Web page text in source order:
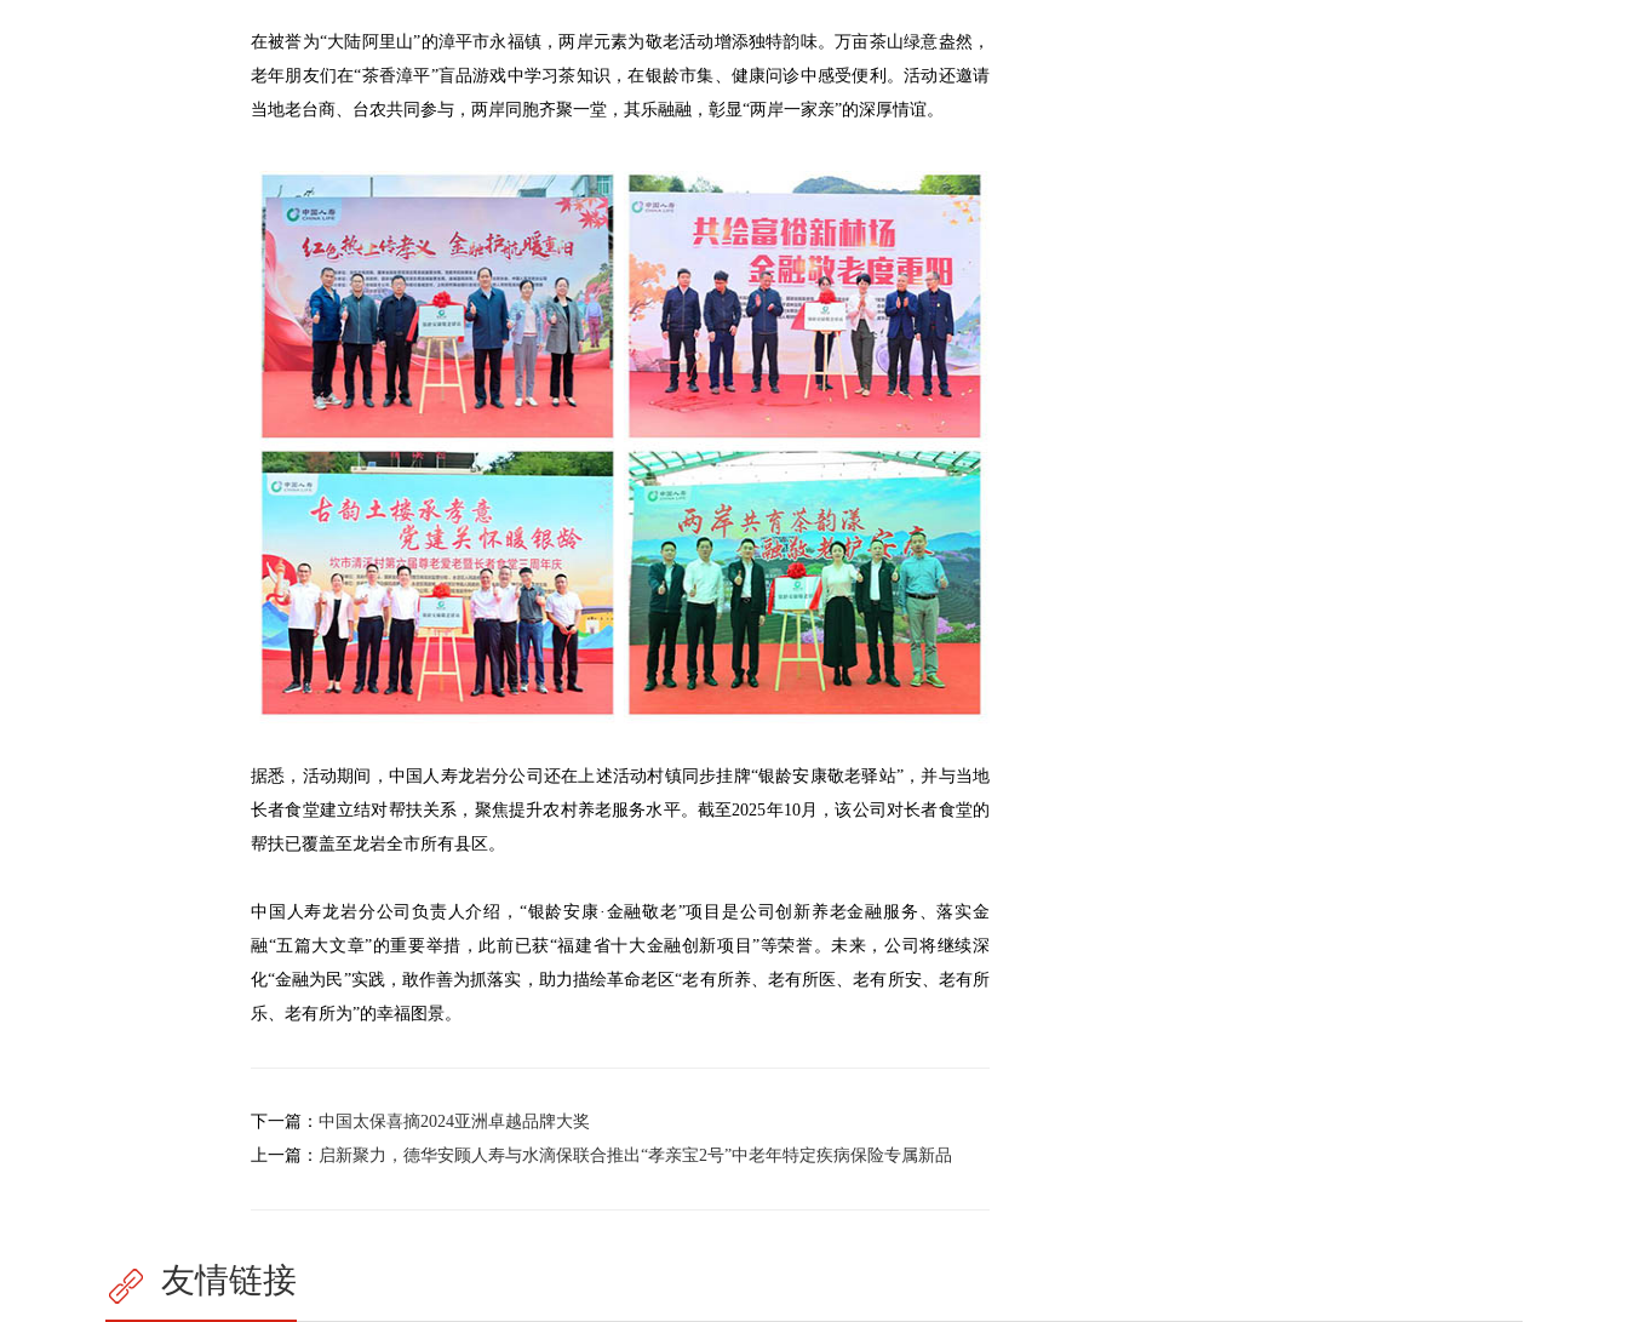
在被誉为“大陆阿里山”的漳平市永福镇，两岸元素为敬老活动增添独特韵味。万亩茶山绿意盎然，
老年朋友们在“茶香漳平”盲品游戏中学习茶知识，在银龄市集、健康问诊中感受便利。活动还邀请
当地老台商、台农共同参与，两岸同胞齐聚一堂，其乐融融，彰显“两岸一家亲”的深厚情谊。
据悉，活动期间，中国人寿龙岩分公司还在上述活动村镇同步挂牌“银龄安康敬老驿站”，并与当地
长者食堂建立结对帮扶关系，聚焦提升农村养老服务水平。截至2025年10月，该公司对长者食堂的
帮扶已覆盖至龙岩全市所有县区。
中国人寿龙岩分公司负责人介绍，“银龄安康·金融敬老”项目是公司创新养老金融服务、落实金
融“五篇大文章”的重要举措，此前已获“福建省十大金融创新项目”等荣誉。未来，公司将继续深
化“金融为民”实践，敢作善为抓落实，助力描绘革命老区“老有所养、老有所医、老有所安、老有所
乐、老有所为”的幸福图景。
下一篇： 中国太保喜摘2024亚洲卓越品牌大奖
上一篇： 启新聚力，德华安顾人寿与水滴保联合推出“孝亲宝2号”中老年特定疾病保险专属新品
友情链接